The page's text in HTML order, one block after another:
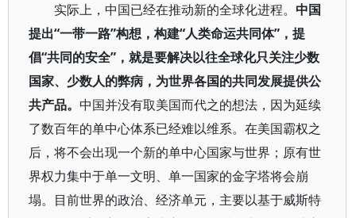
实际上，中国已经在推动新的全球化进程。 中国
提出“一带一路”构想，构建“人类命运共同体”，提
倡“共同的安全”，就是要解决以往全球化只关注少数
国家、少数人的弊病，为世界各国的共同发展提供公
共产品。 中国并没有取美国而代之的想法，因为延续
了数百年的单中心体系已经难以维系。在美国霸权之
后，将不会出现一个新的单中心国家与世界；原有世
界权力集中于单一文明、单一国家的金字塔将会崩
塌。目前世界的政治、经济单元，主要以基于威斯特